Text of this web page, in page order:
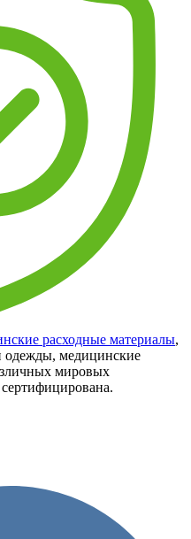
расходные материалы,
одежды, медицинские
мировых